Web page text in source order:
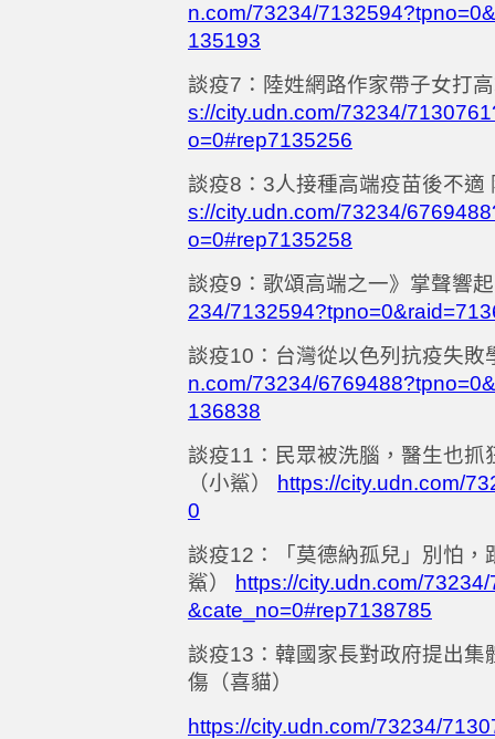
n.com/73234/
135193
談疫7 ：陸姓網路作家帶子女打
s://city.udn.com/73234/
o=0#rep7135256
談疫8 ： 3人接種高端疫苗後不適
s://city.udn.com/73234/
o=0#rep7135258
談疫9 ：歌頌高端之一》掌聲響
234/
談疫10 ：台灣從以色列抗疫失
n.com/73234/
136838
談疫11 ：民眾被洗腦，醫生也
（小鯊）
https://city.udn.com/
0
談疫12 ：「莫德納孤兒」別怕
鯊）
https://city.udn.com/
&cate_no=0#rep7138785
談疫13 ：韓國家長對政府提出
傷（喜貓）
https://city.udn.com/73234/